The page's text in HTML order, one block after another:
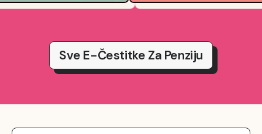
Sve E-Čestitke Za Penziju